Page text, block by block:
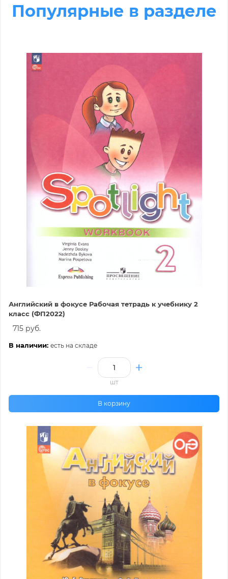
Популярные в разделе
Английский в фокусе Рабочая тетрадь к учебнику 2
класс (ФП2022)
715 руб.
В наличии: есть на складе
шт
В корзину